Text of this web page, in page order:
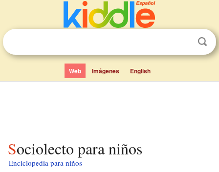
Web Imágenes English
Sociolecto para niños
Enciclopedia para niños